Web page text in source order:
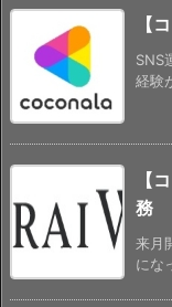
【
SNS
経験
【
務
来月
にな